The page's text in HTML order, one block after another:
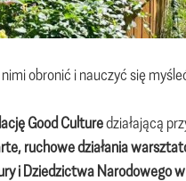
nimi obronić i nauczyć się
Good Culturedziałającą
ruchowe działania
i Dziedzictwa Narodowego